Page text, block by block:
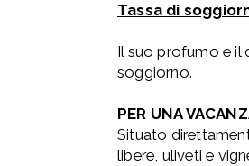
Tassa di
Il suo profumo e il
soggiorno.
PER UNA
Situato
libere, uliveti e